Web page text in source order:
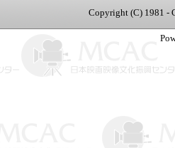
Copyright (C) 1981 -